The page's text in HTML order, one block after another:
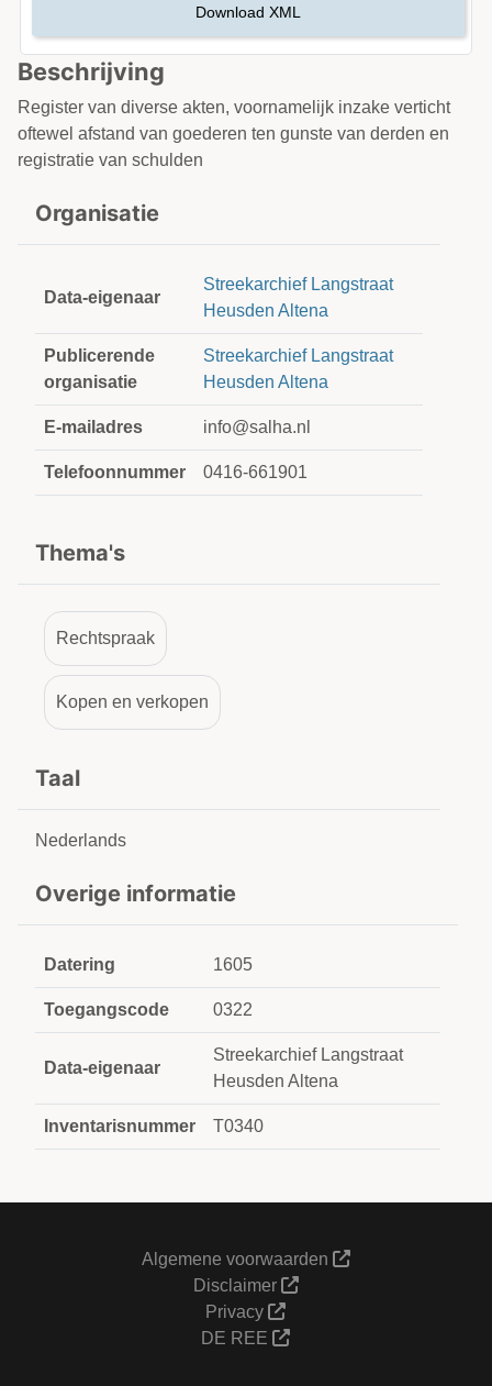
Beschrijving
Register van diverse akten, voornamelijk inzake verticht
oftewel afstand van goederen ten gunste van derden en
registratie van schulden
Organisatie
Data-eigenaar
Streekarchief Langstraat
Heusden Altena
Publicerende
organisatie
Streekarchief Langstraat
Heusden Altena
E-mailadres info@salha.nl
Telefoonnummer 0416-661901
Thema's
Rechtspraak
Kopen en verkopen
Taal
Nederlands
Overige informatie
Datering 1605
Toegangscode 0322
Data-eigenaar
Streekarchief Langstraat
Heusden Altena
Inventarisnummer T0340
Download XML
Algemene voorwaarden
Disclaimer
Privacy
DE REE